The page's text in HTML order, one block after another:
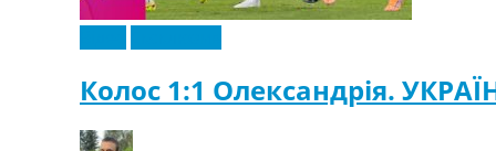
Колос 1:1 Олександрія.